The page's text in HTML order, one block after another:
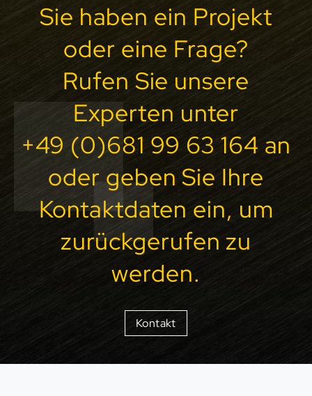
Sie haben ein Projekt
oder eine Frage?
Rufen Sie unsere
Experten unter
+49 (0)681 99 63 164 an
oder geben Sie Ihre
Kontaktdaten ein, um
zurückgerufen zu
werden.
Kontakt